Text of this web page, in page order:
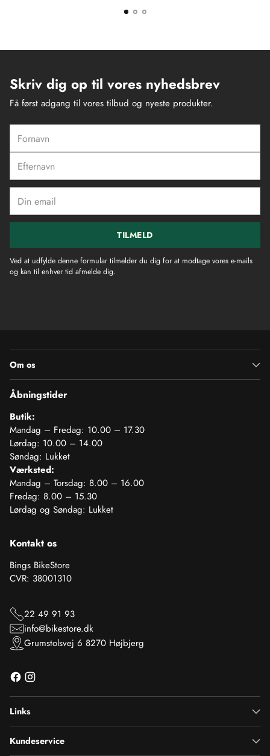
Skriv dig op til vores nyhedsbrev
Få først adgang til vores tilbud og nyeste produkter.
email
TILMELD
Ved at udfylde denne formular tilmelder du dig for at modtage vores e-mails
og kan til enhver tid afmelde dig.
Om os
Åbningstider
Butik:
Mandag – Fredag: 10.00 – 17.30
Lørdag: 10.00 – 14.00
Søndag: Lukket
Værksted:
Mandag – Torsdag: 8.00 – 16.00
Fredag: 8.00 – 15.30
Lørdag og Søndag: Lukket
Kontakt os
Bings BikeStore
CVR: 38001310
22 49 91 93
info@bikestore.dk
Grumstolsvej 6 8270 Højbjerg
Links
Kundeservice